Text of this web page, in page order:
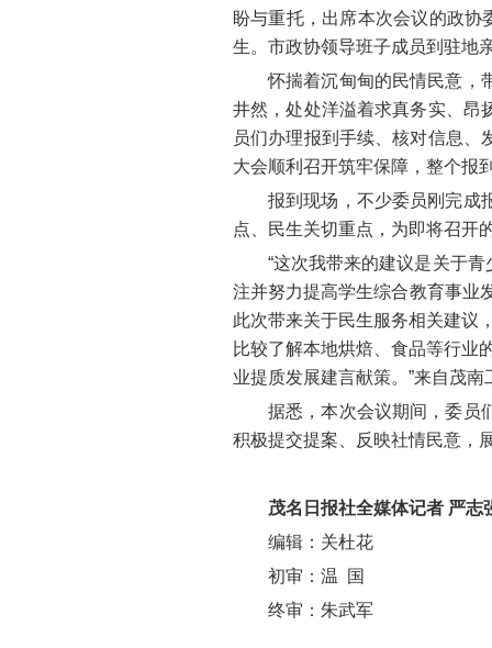
盼与重托，出席本次会议的政协
生。市政协领导班子成员到驻地
怀揣着沉甸甸的民情民意，
井然，处处洋溢着求真务实、昂
员们办理报到手续、核对信息
大会顺利召开筑牢保障，整个报
报到现场，不少委员刚完成
点、民生关切重点，为即将召开
“这次我带来的建议是关于
注并努力提高学生综合教育事业
此次带来关于民生服务相关建议
比较了解本地烘焙、食品等行业
业提质发展建言献策。”来自茂南
据悉，本次会议期间，委员
积极提交提案、反映社情民意，
茂名日报社全媒体记者 严志
编辑：关杜花
初审：温 国
终审：朱武军